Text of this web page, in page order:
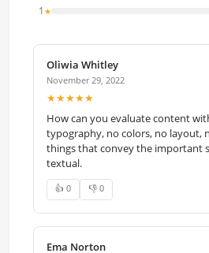
1 ★
Oliwia Whitley
November 29, 2022
★★★★★
How can you evaluate content
typography, no colors, no layout,
things that convey the important
textual.
👍 0 👎 0
Ema Norton